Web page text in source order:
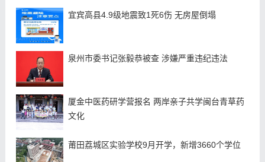
宜宾高县4.9级地震致1死6伤 无房屋倒塌
泉州市委书记张毅恭被查 涉嫌严重违纪违法
厦金中医药研学营报名 两岸亲子共学闽台青草药
文化
莆田荔城区实验学校9月开学，新增3660个学位